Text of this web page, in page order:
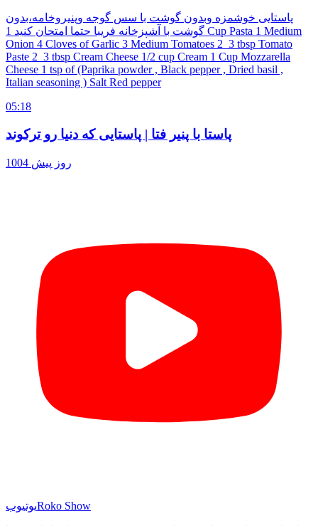
پاستایی خوشمزه وبدون گوشت با سس گوجه وپنیروخامه،بدون
گوشت با آشپزخانه فریبا حتما امتحان کنید 1 Cup Pasta 1 Medium
Onion 4 Cloves of Garlic 3 Medium Tomatoes 2_3 tbsp Tomato
Paste 2_3 tbsp Cream Cheese 1/2 cup Cream 1 Cup Mozzarella
Cheese 1 tsp of (Paprika powder , Black pepper , Dried basil ,
Italian seasoning ) Salt Red pepper
05:18
پاستا با پنیر فتا | پاستایی که دنیا رو ترکوند
1004 روز پیش
یوتیوبRoko Show